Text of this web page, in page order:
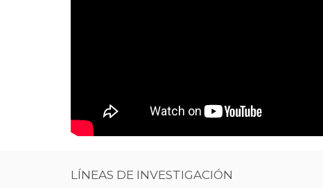
LÍNEAS DE INVESTIGACIÓN